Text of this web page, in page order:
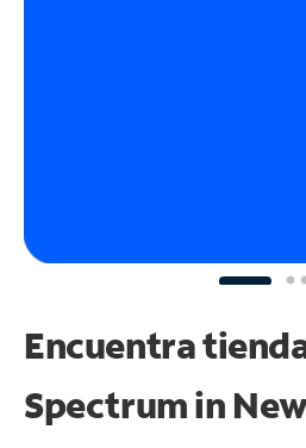
Encuentra
Spectrumin